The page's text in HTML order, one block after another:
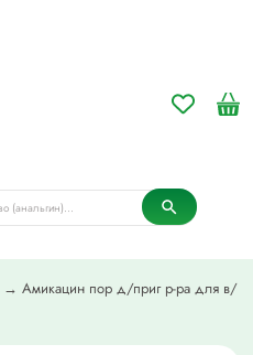
→ Амикацин пор д/приг р-ра для в/